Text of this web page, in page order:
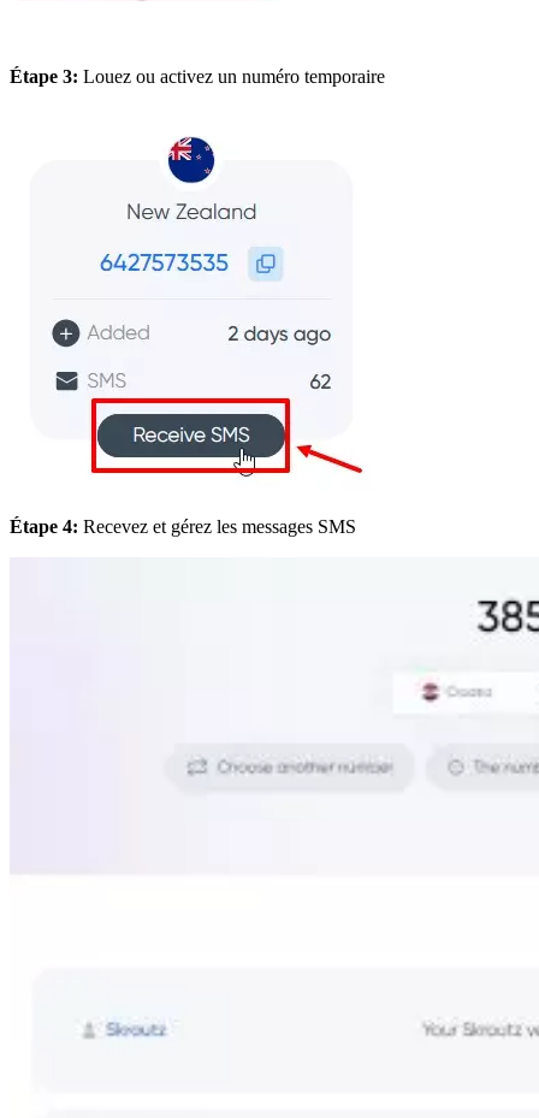
Étape 3: Louez ou activez un numéro temporaire
Étape 4: Recevez et gérez les messages SMS